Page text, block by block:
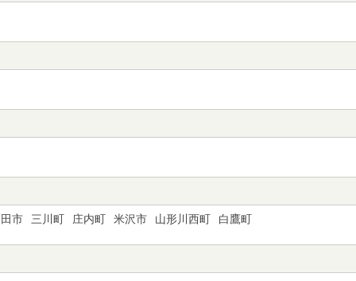
市 三川町 庄内町 米沢市 山形川西町 白鷹町